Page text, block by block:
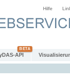
Hilfe
API